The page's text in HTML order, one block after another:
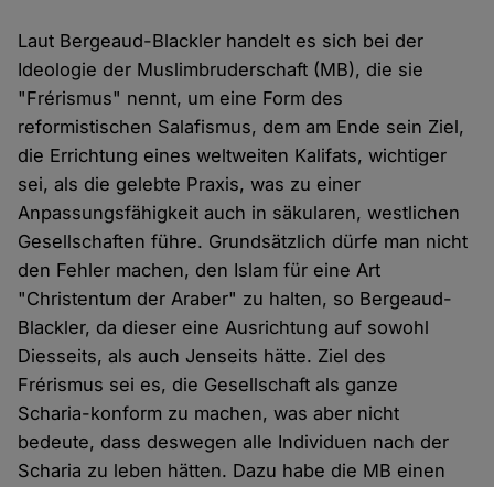
Laut Bergeaud-Blackler handelt es sich bei der
Ideologie der Muslimbruderschaft (MB), die sie
"Frérismus" nennt, um eine Form des
reformistischen Salafismus, dem am Ende sein Ziel,
die Errichtung eines weltweiten Kalifats, wichtiger
sei, als die gelebte Praxis, was zu einer
Anpassungsfähigkeit auch in säkularen, westlichen
Gesellschaften führe. Grundsätzlich dürfe man nicht
den Fehler machen, den Islam für eine Art
"Christentum der Araber" zu halten, so Bergeaud-
Blackler, da dieser eine Ausrichtung auf sowohl
Diesseits, als auch Jenseits hätte. Ziel des
Frérismus sei es, die Gesellschaft als ganze
Scharia-konform zu machen, was aber nicht
bedeute, dass deswegen alle Individuen nach der
Scharia zu leben hätten. Dazu habe die MB einen